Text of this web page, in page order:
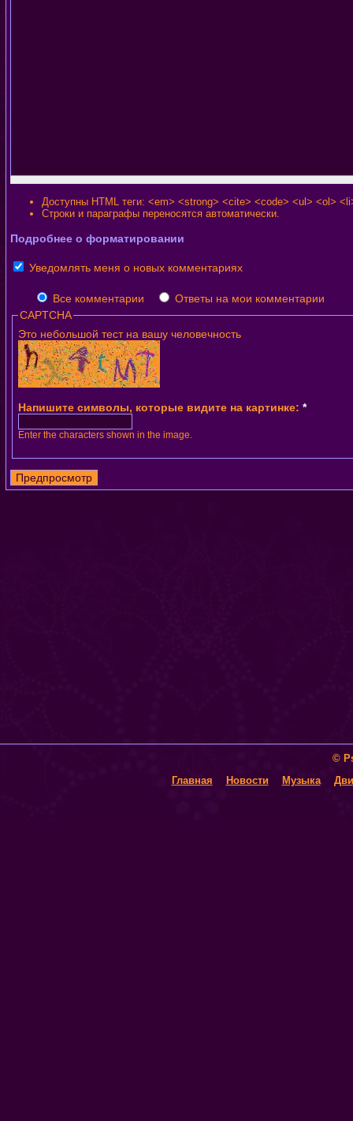
Доступны HTML теги: <em> <strong> <cite> <code> <ul> <ol>
Строки и параграфы переносятся автоматически.
Подробнее о форматировании
Уведомлять меня о новых комментариях
Все комментарии
Ответы на мои комментарии
CAPTCHA
Это небольшой тест на вашу человечность
Напишите символы, которые видите на картинке:*
Enter the characters shown in the image.
©
Главная
Новости Музыка